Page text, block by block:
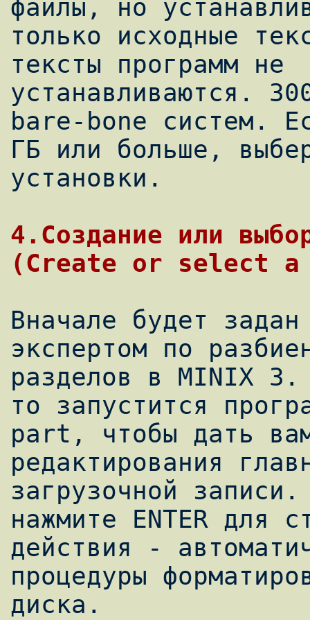
файлы, но
только исходные
тексты программ не
устанавливаются.
bare-bone систем.
ГБ или больше,
установки.
4.Создание или
Вначале будет
экспертом по
разделов в MINIX
то запустится
part, чтобы дать
редактирования
загрузочной
нажмите ENTER для
действия -
процедуры
диска.